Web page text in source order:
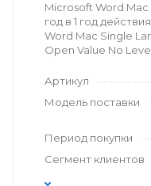
Microsoft Word Mac
год в 1 год
Word Mac Single
Open Value No
Артикул
Модель поставки
Период покупки
Сегмент клиентов